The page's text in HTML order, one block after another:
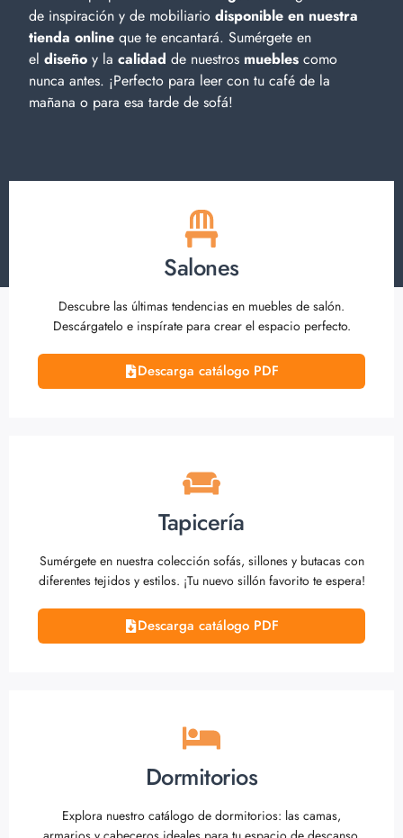
de inspiración y de mobiliario disponible en nuestra
tienda online que te encantará. Sumérgete en
el diseño y la calidad de nuestros muebles como
nunca antes. ¡Perfecto para leer con tu café de la
mañana o para esa tarde de sofá!
Salones
Descubre las últimas tendencias en muebles de salón.
Descárgatelo e inspírate para crear el espacio perfecto.
Descarga catálogo PDF
Tapicería
Sumérgete en nuestra colección sofás, sillones y butacas con
diferentes tejidos y estilos. ¡Tu nuevo sillón favorito te espera!
Descarga catálogo PDF
Dormitorios
Explora nuestro catálogo de dormitorios: las camas,